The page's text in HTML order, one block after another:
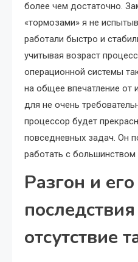
более чем достаточно.
«тормозами» я не
работали быстро и
учитывая возраст
операционной системы
на общее впечатление от
для не очень
процессор будет
повседневных задач. Он
работать с
Разгон и его
отсутствие